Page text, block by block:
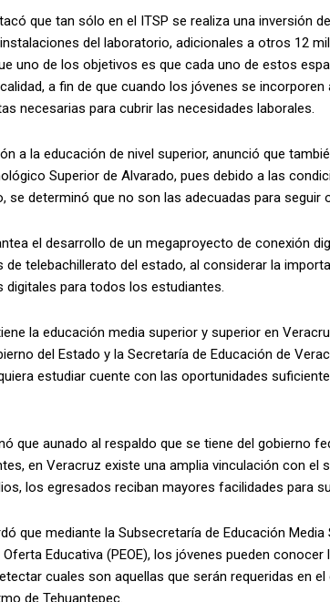
que tan sólo en el ITSP se realiza una inversión
del laboratorio, adicionales a otros 12
uno de los objetivos es que cada uno de estos
a fin de que cuando los jóvenes se incorporen
necesarias para cubrir las necesidades laborales.
a la educación de nivel superior, anunció que
Superior de Alvarado, pues debido a las
se determinó que no son las adecuadas para seguir
el desarrollo de un megaproyecto de conexión
de telebachillerato del estado, al considerar la
digitales para todos los estudiantes.
la educación media superior y superior en
del Estado y la Secretaría de Educación de
estudiar cuente con las oportunidades
que aunado al respaldo que se tiene del gobierno
en Veracruz existe una amplia vinculación con el
los egresados reciban mayores facilidades para
que mediante la Subsecretaría de Educación Media
Educativa (PEOE), los jóvenes pueden
cuales son aquellas que serán requeridas en
de Tehuantepec.